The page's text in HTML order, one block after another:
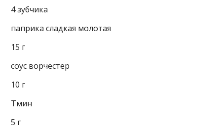
4 зубчика
паприка сладкая молотая
15 г
соус ворчестер
10 г
Тмин
5 г